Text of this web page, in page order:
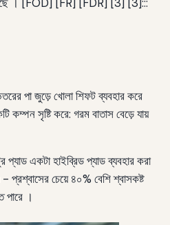
পা জুড়ে খোলা শিফট ব্যবহার করে
কম্পন সৃষ্টি করে: গরম বাতাস বেড়ে যায়
প্যাড একটা হাইব্রিড প্যাড ব্যবহার করা
প্রশ্বাসের চেয়ে ৪০% বেশি শ্বাসকষ্ট
পারে ।